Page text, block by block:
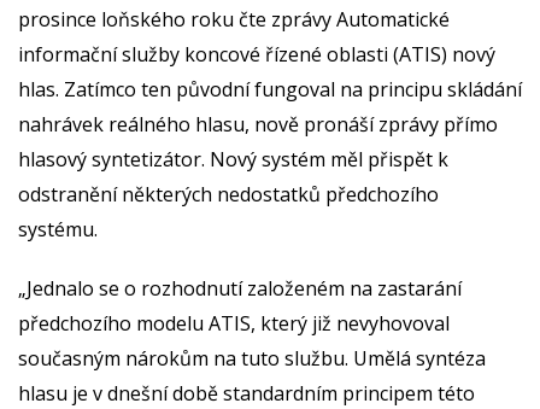
prosince loňského roku čte zprávy Automatické
informační služby koncové řízené oblasti (ATIS) nový
hlas. Zatímco ten původní fungoval na principu skládání
nahrávek reálného hlasu, nově pronáší zprávy přímo
hlasový syntetizátor. Nový systém měl přispět k
odstranění některých nedostatků předchozího
systému.
„Jednalo se o rozhodnutí založeném na zastarání
předchozího modelu ATIS, který již nevyhovoval
současným nárokům na tuto službu. Umělá syntéza
hlasu je v dnešní době standardním principem této